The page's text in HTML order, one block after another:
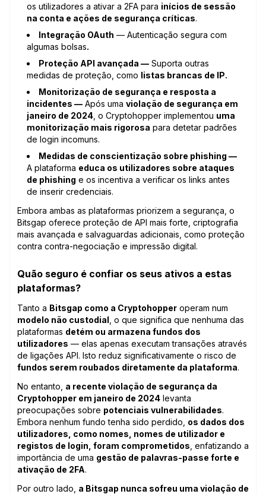
os utilizadores a ativar a 2FA para inícios de sessão
na conta e ações de segurança críticas.
Integração OAuth — Autenticação segura com
algumas bolsas.
Proteção API avançada — Suporta outras
medidas de proteção, como listas brancas de IP.
Monitorização de segurança e resposta a
incidentes — Após uma violação de segurança em
janeiro de 2024 , o Cryptohopper implementou uma
monitorização mais rigorosa para detetar padrões
de login incomuns.
Medidas de conscientização sobre phishing —
A plataforma educa os utilizadores sobre ataques
de phishing e os incentiva a verificar os links antes
de inserir credenciais.
Embora ambas as plataformas priorizem a segurança, o
Bitsgap oferece proteção de API mais forte, criptografia
mais avançada e salvaguardas adicionais, como proteção
contra contra-negociação e impressão digital.
Quão seguro é confiar os seus ativos a estas
plataformas?
Tanto a Bitsgap como a Cryptohopper operam num
modelo não custodial , o que significa que nenhuma das
plataformas detém ou armazena fundos dos
utilizadores — elas apenas executam transações através
de ligações API. Isto reduz significativamente o risco de
fundos serem roubados diretamente da plataforma.
No entanto, a recente violação de segurança da
Cryptohopper em janeiro de 2024 levanta
preocupações sobre potenciais vulnerabilidades.
Embora nenhum fundo tenha sido perdido, os dados dos
utilizadores, como nomes, nomes de utilizador e
registos de login, foram comprometidos , enfatizando a
importância de uma gestão de palavras-passe forte e
ativação de 2FA.
Por outro lado, a Bitsgap nunca sofreu uma violação de